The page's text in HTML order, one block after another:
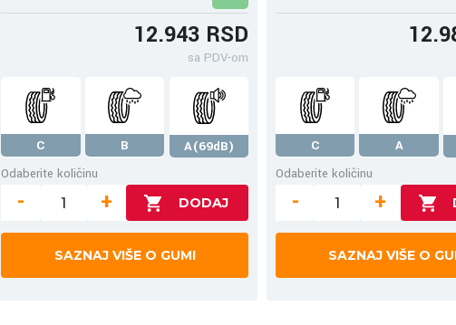
12.943 RSD
sa PDV-om
C B
A(69dB)
Odaberite količinu
- +
SAZNAJ VIŠE O GUMI
C
A
Odaberite količinu
- +
SAZNAJ VIŠE O